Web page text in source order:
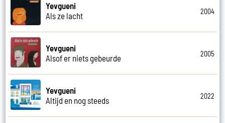
Yevgueni
Als ze lacht
2004
Yevgueni
Alsof er niets gebeurde
2005
Yevgueni
Altijd en nog steeds
2022